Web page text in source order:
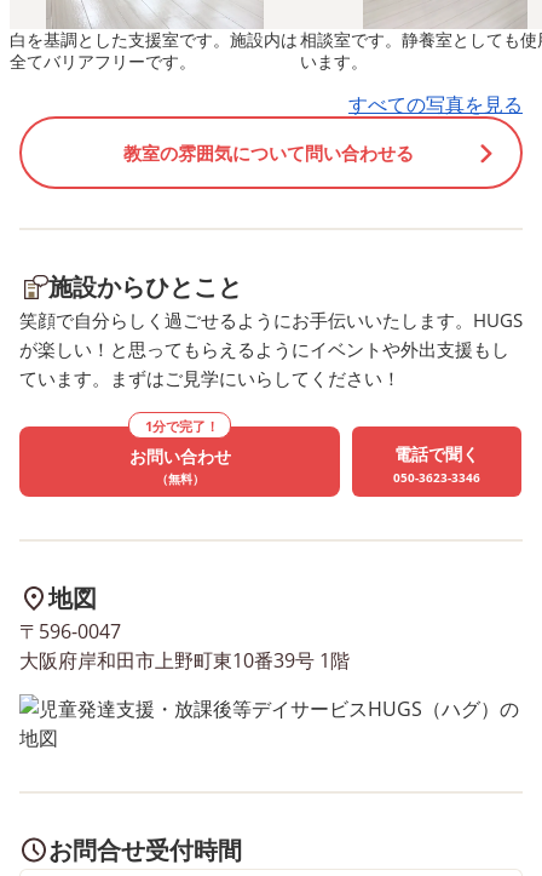
君。 あきらめなかったらクリ
アできる、ということをスタ
ッフも学びました。 Y君、す
う！！
白を基調とした支援室です。施設内は
全てバリアフリーです。
相談室です。静養室としても使
います。
すべての写真を見る
教室の雰囲気について問い合わせる
施設からひとこと
笑顔で自分らしく過ごせるようにお手伝いいたします。HUGS
が楽しい！と思ってもらえるようにイベントや外出支援もし
ています。まずはご見学にいらしてください！
1分で完了！
お問い合わせ
（無料）
電話で聞く
050-3623-3346
地図
〒596-0047
大阪府岸和田市上野町東10番39号 1階
お問合せ受付時間